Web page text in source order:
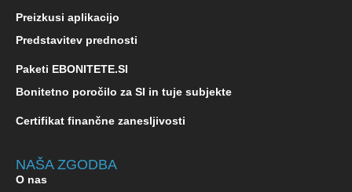
Preizkusi aplikacijo
Predstavitev prednosti
Paketi EBONITETE.SI
Bonitetno poročilo za SI in tuje subjekte
Certifikat finančne zanesljivosti
NAŠA ZGODBA
O nas